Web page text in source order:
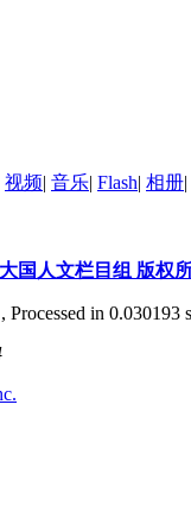
视频| 音乐| Flash| 相册|
大国人文栏目组 版权
, Processed in 0.030193